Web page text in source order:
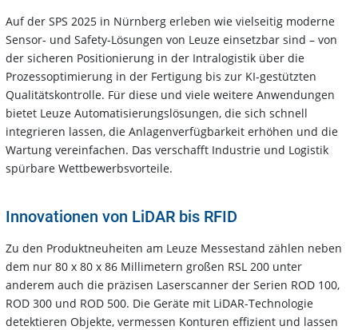
Auf der SPS 2025 in Nürnberg erleben wie vielseitig moderne
Sensor- und Safety-Lösungen von Leuze einsetzbar sind – von
der sicheren Positionierung in der Intralogistik über die
Prozessoptimierung in der Fertigung bis zur KI-gestützten
Qualitätskontrolle. Für diese und viele weitere Anwendungen
bietet Leuze Automatisierungslösungen, die sich schnell
integrieren lassen, die Anlagenverfügbarkeit erhöhen und die
Wartung vereinfachen. Das verschafft Industrie und Logistik
spürbare Wettbewerbsvorteile.
Innovationen von LiDAR bis RFID
Zu den Produktneuheiten am Leuze Messestand zählen neben
dem nur 80 x 80 x 86 Millimetern großen RSL 200 unter
anderem auch die präzisen Laserscanner der Serien ROD 100,
ROD 300 und ROD 500. Die Geräte mit LiDAR-Technologie
detektieren Objekte, vermessen Konturen effizient und lassen